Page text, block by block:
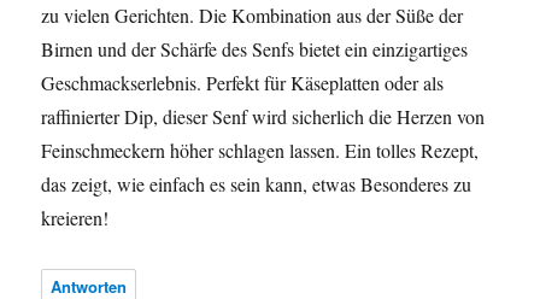
zu vielen Gerichten. Die Kombination aus der Süße der
Birnen und der Schärfe des Senfs bietet ein einzigartiges
Geschmackserlebnis. Perfekt für Käseplatten oder als
raffinierter Dip, dieser Senf wird sicherlich die Herzen von
Feinschmeckern höher schlagen lassen. Ein tolles Rezept,
das zeigt, wie einfach es sein kann, etwas Besonderes zu
kreieren!
Antworten